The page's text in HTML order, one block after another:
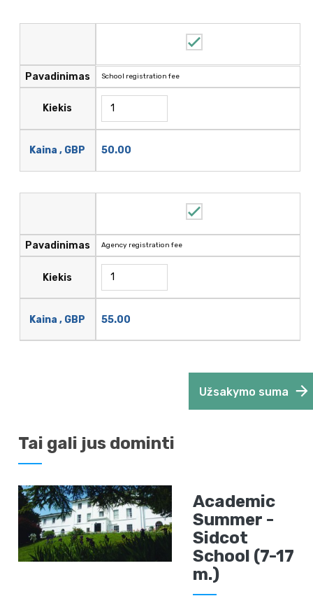
Pavadinimas
Kiekis
Kaina , GBP
School registration fee
50.00
Pavadinimas
Kiekis
Kaina , GBP
Agency registration fee
55.00
Užsakymo suma
Tai gali jus dominti
Academic
Summer -
Sidcot
School (7-17
m.)